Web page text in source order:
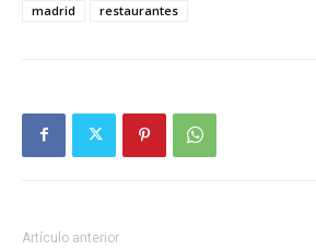
madrid
restaurantes
Artículo anterior